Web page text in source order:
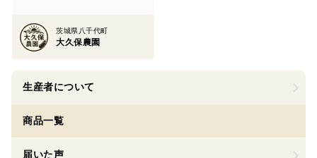
茨城県八千代町
大久保農園
生産者について
商品一覧
届いた声